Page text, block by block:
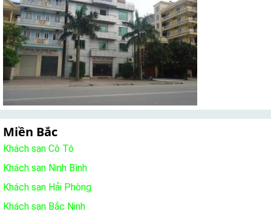
Miền Bắc
Khách sạn Cô Tô
Khách sạn Ninh Bình
Khách sạn Hải Phòng
Khách sạn Bắc Ninh